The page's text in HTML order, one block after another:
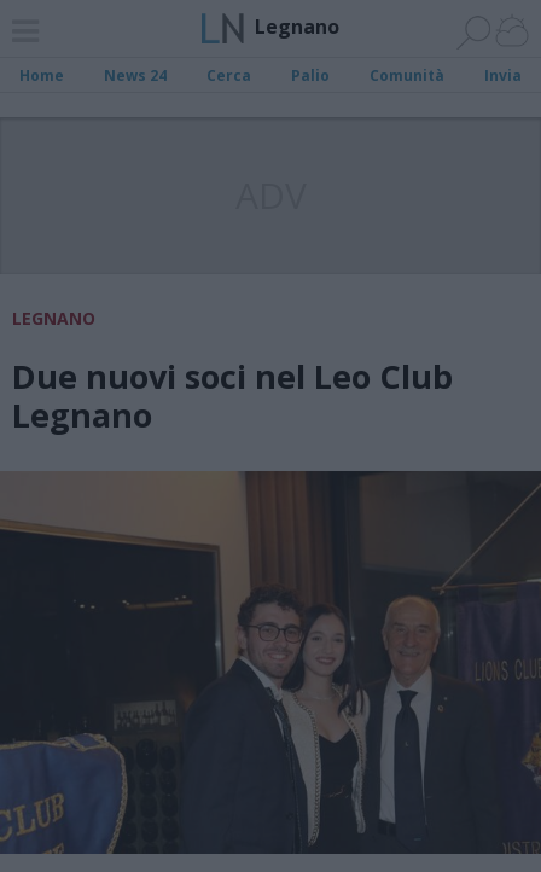
Legnano
Home News 24 Cerca Palio Comunità Invia
LEGNANO
Due nuovi soci nel Leo Club
Legnano